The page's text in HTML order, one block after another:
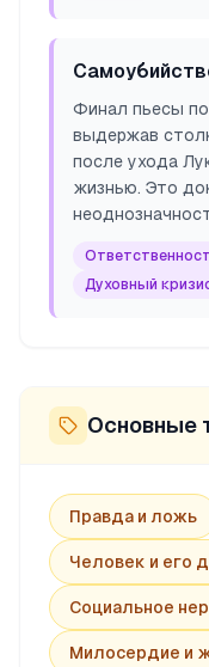
Финал пьесы
выдержав
после ухода
жизнью. Это
Духовный
Основные
Правда и ложь
Человек и его
Социальное
Милосердие и